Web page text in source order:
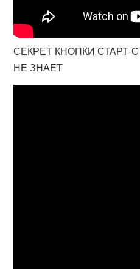
СЕКРЕТ КНОПКИ СТАРТ-
НЕ ЗНАЕТ